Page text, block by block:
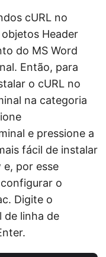
cURL no
Header
do MS Word
Então, para
o cURL no
na categoria
e pressione a
fácil de instalar
e, por esse
o
Digite o
de linha de